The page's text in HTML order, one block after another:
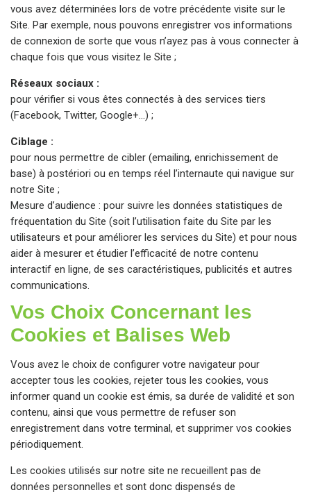
vous avez déterminées lors de votre précédente visite sur le
Site. Par exemple, nous pouvons enregistrer vos informations
de connexion de sorte que vous n’ayez pas à vous connecter à
chaque fois que vous visitez le Site ;
Réseaux sociaux :
pour vérifier si vous êtes connectés à des services tiers
(Facebook, Twitter, Google+…) ;
Ciblage :
pour nous permettre de cibler (emailing, enrichissement de
base) à postériori ou en temps réel l’internaute qui navigue sur
notre Site ;
Mesure d’audience : pour suivre les données statistiques de
fréquentation du Site (soit l’utilisation faite du Site par les
utilisateurs et pour améliorer les services du Site) et pour nous
aider à mesurer et étudier l’efficacité de notre contenu
interactif en ligne, de ses caractéristiques, publicités et autres
communications.
Vos Choix Concernant les
Cookies et Balises Web
Vous avez le choix de configurer votre navigateur pour
accepter tous les cookies, rejeter tous les cookies, vous
informer quand un cookie est émis, sa durée de validité et son
contenu, ainsi que vous permettre de refuser son
enregistrement dans votre terminal, et supprimer vos cookies
périodiquement.
Les cookies utilisés sur notre site ne recueillent pas de
données personnelles et sont donc dispensés de